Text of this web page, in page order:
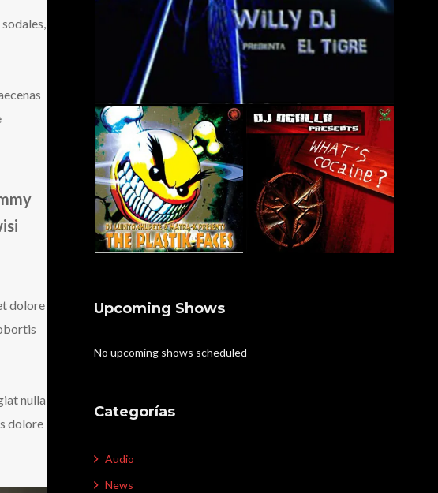
dolore
nulla
dolore
Upcoming Shows
No upcoming shows scheduled
Categorías
Audio
News